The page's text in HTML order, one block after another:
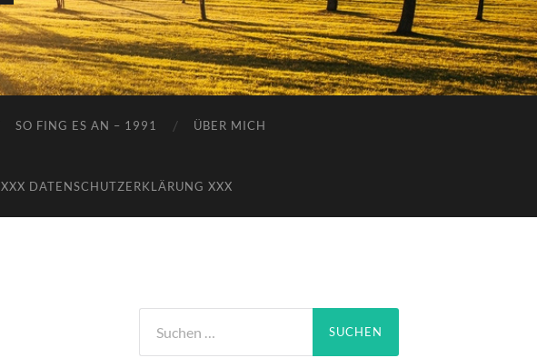
SO FING ES AN – 1991 ÜBER MICH
XXX DATENSCHUTZERKLÄRUNG XXX
nach: